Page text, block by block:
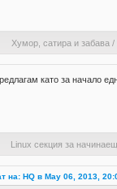
Хумор, сатира и забава /
като за начало
Linux секция за
на: HQ в May 06, 2013,